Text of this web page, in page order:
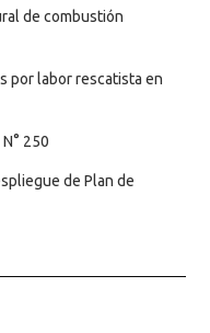
de combustión
por labor rescatista en
250
de Plan de